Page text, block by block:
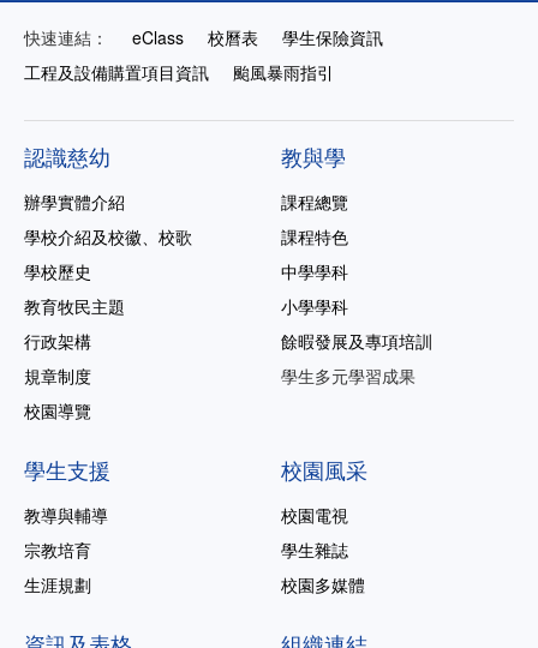
快速連結： eClass 校曆表
學生保險資訊
工程及設備購置項目資訊
颱風暴雨指引
認識慈幼
辦學實體介紹
學校介紹及校徽、校歌
學校歷史
教育牧民主題
行政架構
規章制度
校園導覽
教與學
課程總覽
課程特色
中學學科
小學學科
餘暇發展及專項培訓
學生多元學習成果
學生支援
教導與輔導
宗教培育
生涯規劃
校園風采
校園電視
學生雜誌
校園多媒體